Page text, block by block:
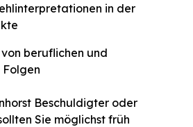
in der
beruflichen und
Folgen
Beschuldigter oder
Sie möglichst früh